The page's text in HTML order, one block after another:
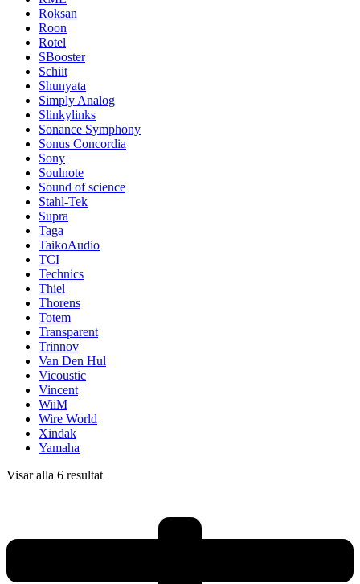
Roksan
Roon
Rotel
SBooster
Schiit
Shunyata
Simply Analog
Slinkylinks
Sonance Symphony
Sonus Concordia
Sony
Soulnote
Sound of science
Stahl-Tek
Supra
Taga
TaikoAudio
TCI
Technics
Thiel
Thorens
Totem
Transparent
Trinnov
Van Den Hul
Vicoustic
Vincent
WiiM
Wire World
Xindak
Yamaha
Visar alla 6 resultat